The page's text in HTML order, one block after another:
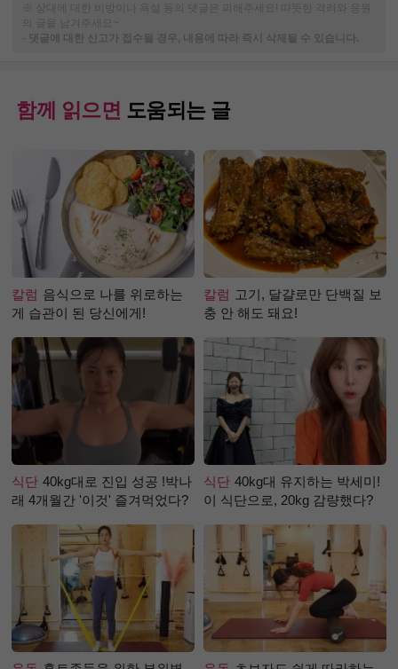
※ 상대에 대한 비방이나 욕설 등의 댓글은 피해주세요! 따뜻한 격려와 응원
의 글을 남겨주세요~
-
댓글에 대한 신고가 접수될 경우, 내용에 따라 즉시 삭제될 수 있습니다.
함께 읽으면 도움되는 글
칼럼 음식으로 나를 위로하는
게 습관이 된 당신에게!
칼럼 고기, 달걀로만 단백질 보
충 안 해도 돼요!
식단 40kg대로 진입 성공 !박나
래 4개월간 '이것' 즐겨먹었다?
식단 40kg대 유지하는 박세미!
이 식단으로, 20kg 감량했다?